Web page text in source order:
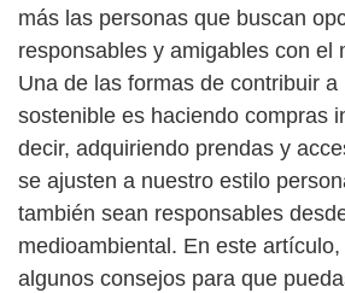
más las personas que buscan
responsables y amigables con el
Una de las formas de contribuir a
sostenible es haciendo compras
decir, adquiriendo prendas y
se ajusten a nuestro estilo
también sean responsables
medioambiental. En este
algunos consejos para que